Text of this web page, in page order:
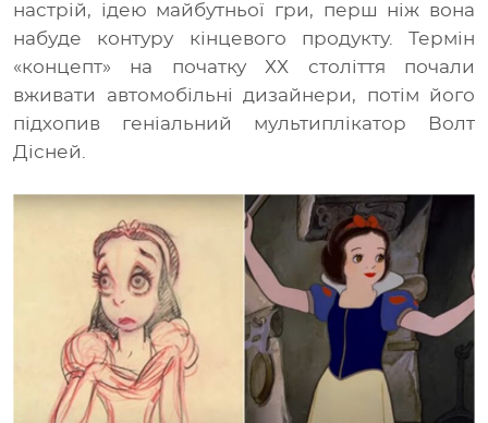
настрій, ідею майбутньої гри, перш ніж вона
набуде контуру кінцевого продукту. Термін
«концепт» на початку ХХ століття почали
вживати автомобільні дизайнери, потім його
підхопив геніальний мультиплікатор Волт
Дісней.